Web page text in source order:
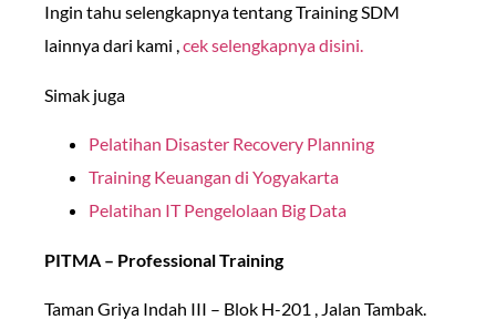
Ingin tahu selengkapnya tentang Training SDM
lainnya dari kami ,cek selengkapnya disini.
Simak juga
Pelatihan Disaster Recovery Planning
Training Keuangan di Yogyakarta
Pelatihan IT Pengelolaan Big Data
PITMA – Professional Training
Taman Griya Indah III – Blok H-201 , Jalan Tambak.